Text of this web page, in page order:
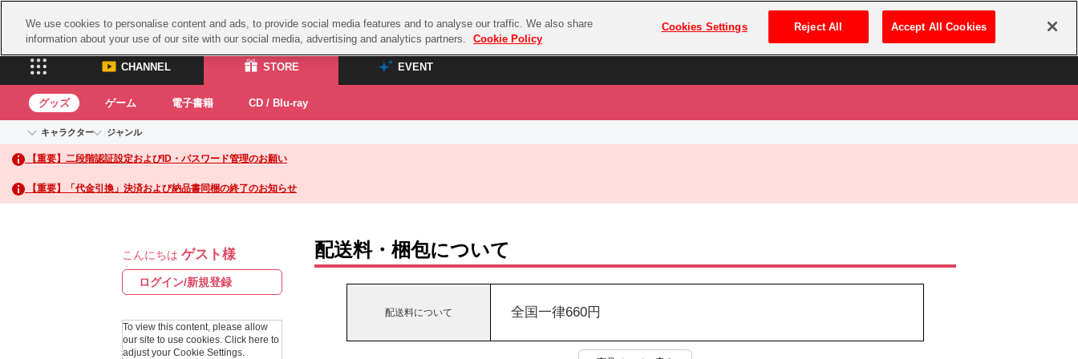
プレミアム会員とは ログイン・新規登録
CHANNEL STORE EVENT
CHANNEL
ASOBI CHANNEL TOP
STORE
ASOBI STORE TOP
グッズ
EVENT
ASOBI STAGE
グッズ ゲーム 電子書籍 CD / Blu-ray
キャラクター
アイドルマスターシリーズ
アイドルマスター
アイドルマスター シンデレラガールズ
アイドルマスター シャイニーカラーズ
学園アイドルマスター
プロジェクトアイマス ヴイアライヴ
テイルズ オブ シリーズ
ナムコクラシック
スサノオマジック
ガンダムシリーズ
ラブライブ！サンシャイン‼
アイドリッシュセブン
ジャンル
イベントグッズ
トイ・ホビー
【重要】二段階認証設定およびID・パスワード管理のお願い
【重要】「代金引換」決済および納品書同梱の終了のお知らせ
こんにちは ゲスト様
ログイン/新規登録
To view this content, please allow
our site to use cookies. Click here to
adjust your Cookie Settings.
配送料・梱包について
配送料について 全国一律660円
We use cookies to personalise content and ads, to provide social media features and to analyse our traffic. We also share
information about your use of our site with our social media, advertising and analytics partners.
Cookie Policy
Cookies Settings Reject All Accept All Cookies